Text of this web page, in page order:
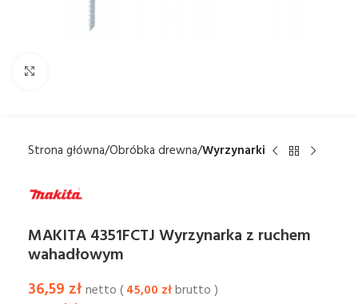
Strona główna Obróbka drewna Wyrzynarki
MAKITA 4351FCTJ Wyrzynarka z ruchem
wahadłowym
36,59 zł netto (45,00 złbrutto )